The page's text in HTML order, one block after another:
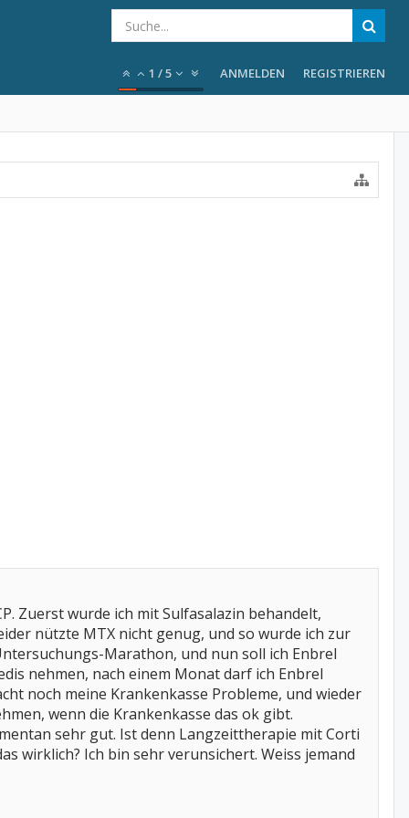
1 /5 ANMELDEN REGISTRIEREN
Zuerst wurde ich mit Sulfasalazin behandelt,
nützte MTX nicht genug, und so wurde ich zur
Marathon, und nun soll ich Enbrel
nehmen, nach einem Monat darf ich Enbrel
noch meine Krankenkasse Probleme, und wieder
wenn die Krankenkasse das ok gibt.
sehr gut. Ist denn Langzeittherapie mit Corti
wirklich? Ich bin sehr verunsichert. Weiss jemand